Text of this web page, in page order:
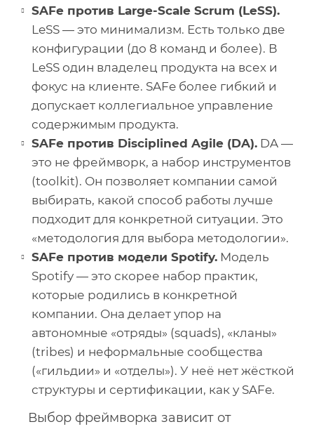
SAFe против Large-Scale Scrum (LeSS).
LeSS — это минимализм. Есть только две
конфигурации (до 8 команд и более). В
LeSS один владелец продукта на всех и
фокус на клиенте. SAFe более гибкий и
допускает коллегиальное управление
содержимым продукта.
SAFe против Disciplined Agile (DA). DA —
это не фреймворк, а набор инструментов
(toolkit). Он позволяет компании самой
выбирать, какой способ работы лучше
подходит для конкретной ситуации. Это
«методология для выбора методологии».
SAFe против модели Spotify. Модель
Spotify — это скорее набор практик,
которые родились в конкретной
компании. Она делает упор на
автономные «отряды» (squads), «кланы»
(tribes) и неформальные сообщества
(«гильдии» и «отделы»). У неё нет жёсткой
структуры и сертификации, как у SAFe.
Выбор фреймворка зависит от